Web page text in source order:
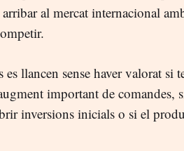
al mercat internacional
es llancen sense haver valorat si
important de comandes,
inversions inicials o si el